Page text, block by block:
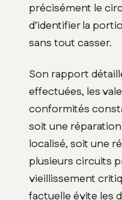
précisément le
d’identifier la
sans tout casser.
Son rapport
effectuées, les
conformités
soit une
localisé, soit une
plusieurs circuits
vieillissement
factuelle évite les